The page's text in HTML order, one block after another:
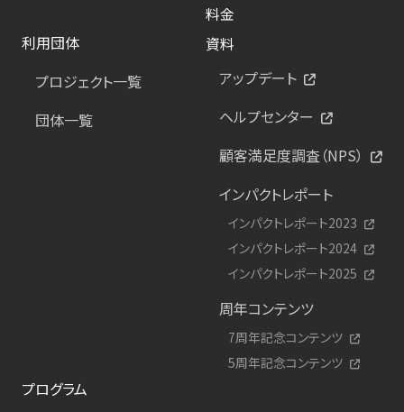
料金
利用団体
プロジェクト一覧
団体一覧
資料
アップデート
ヘルプセンター
顧客満足度調査（NPS）
インパクトレポート
インパクトレポート2023
インパクトレポート2024
インパクトレポート2025
周年コンテンツ
7周年記念コンテンツ
5周年記念コンテンツ
プログラム